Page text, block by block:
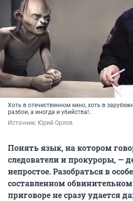
Хоть в отечественном кино, хоть в
разбои, а иногда и убийства!..
Источник: Юрий Орлов
Понять язык, на котором
следователи и прокуроры, —
непростое. Разобраться в
составленном
приговоре не сразу удается